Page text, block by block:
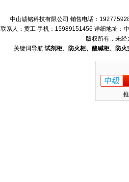
中山诚铭科技有限公司 销售电话：
联系人：黄工 手机：15989151456 详细地址：
版权所有，未经
关键词导航:试剂柜、防火柜、酸碱柜、防